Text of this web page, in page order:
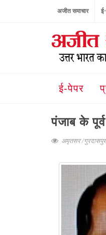
अजीत समाचार
ई-पेपर
पंजाब के
अमृतसर /गुरदासपुर